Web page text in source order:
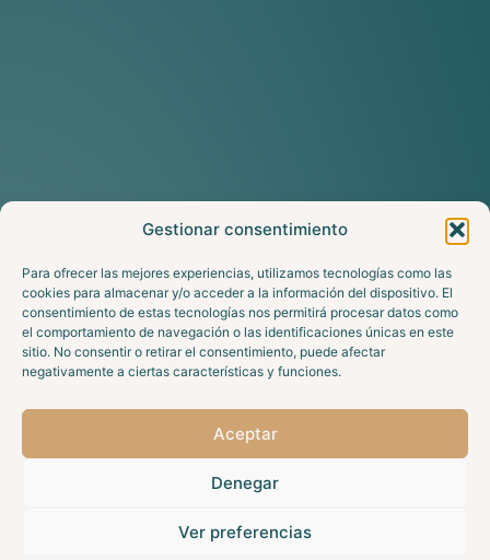
Gestionar consentimiento
Para ofrecer las mejores experiencias, utilizamos tecnologías como las
cookies para almacenar y/o acceder a la información del dispositivo. El
consentimiento de estas tecnologías nos permitirá procesar datos como
el comportamiento de navegación o las identificaciones únicas en este
sitio. No consentir o retirar el consentimiento, puede afectar
negativamente a ciertas características y funciones.
Aceptar
Denegar
Ver preferencias